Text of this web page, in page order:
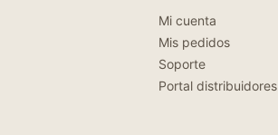
Mi cuenta
Mis pedidos
Soporte
Portal distribuidores